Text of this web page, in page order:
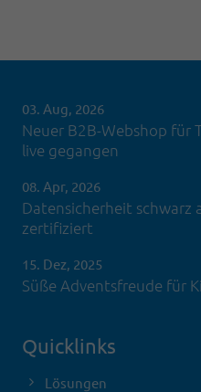
03. Aug, 2026
Neuer B2B-Webshop für
live gegangen
08. Apr, 2026
Datensicherheit schwarz
zertifiziert
15. Dez, 2025
Süße Adventsfreude für
Quicklinks
Lösungen